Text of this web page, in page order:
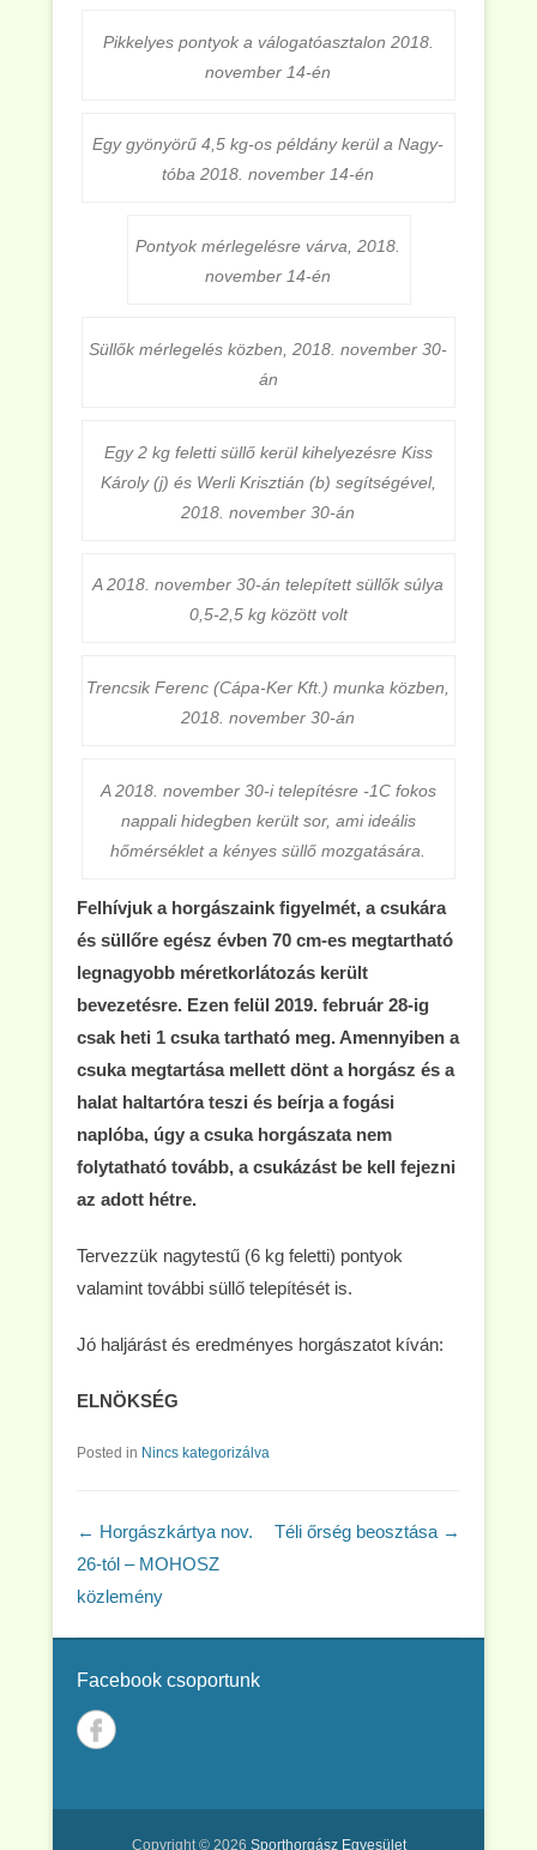
Pikkelyes pontyok a válogatóasztalon 2018.
november 14-én
Egy gyönyörű 4,5 kg-os példány kerül a Nagy-
tóba 2018. november 14-én
Pontyok mérlegelésre várva, 2018.
november 14-én
Süllők mérlegelés közben, 2018. november 30-
án
Egy 2 kg feletti süllő kerül kihelyezésre Kiss
Károly (j) és Werli Krisztián (b) segítségével,
2018. november 30-án
A 2018. november 30-án telepített süllők súlya
0,5-2,5 kg között volt
Trencsik Ferenc (Cápa-Ker Kft.) munka közben,
2018. november 30-án
A 2018. november 30-i telepítésre -1C fokos
nappali hidegben került sor, ami ideális
hőmérséklet a kényes süllő mozgatására.
Felhívjuk a horgászaink figyelmét, a csukára
és süllőre egész évben 70 cm-es megtartható
legnagyobb méretkorlátozás került
bevezetésre. Ezen felül 2019. február 28-ig
csak heti 1 csuka tartható meg. Amennyiben a
csuka megtartása mellett dönt a horgász és a
halat haltartóra teszi és beírja a fogási
naplóba, úgy a csuka horgászata nem
folytatható tovább, a csukázást be kell fejezni
az adott hétre.
Tervezzük nagytestű (6 kg feletti) pontyok
valamint további süllő telepítését is.
Jó haljárást és eredményes horgászatot kíván:
ELNÖKSÉG
Posted in Nincs kategorizálva
Post navigation
← Horgászkártya nov.
26-tól – MOHOSZ
közlemény
Téli őrség beosztása →
Facebook csoportunk
Copyright © 2026 Sporthorgász Egyesület